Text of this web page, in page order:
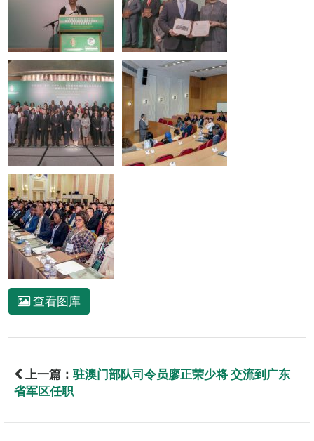
查看图库
上一篇： 驻澳门部队司令员廖正荣少将 交流到广东
省军区任职